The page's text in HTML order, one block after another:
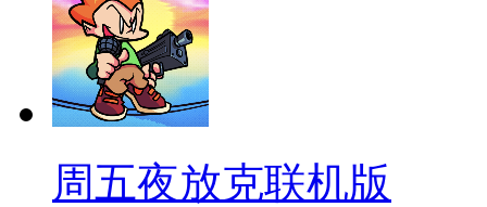
周五夜放克联机版